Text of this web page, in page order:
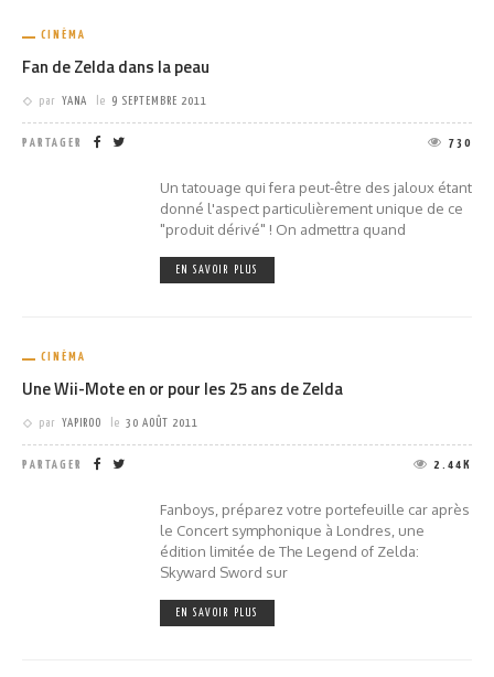
CINÉMA
Fan de Zelda dans la peau
par YANA le 9 SEPTEMBRE 2011
PARTAGER 730
Un tatouage qui fera peut-être des jaloux étant
donné l'aspect particulièrement unique de ce
"produit dérivé" ! On admettra quand
EN SAVOIR PLUS
CINÉMA
Une Wii-Mote en or pour les 25 ans de Zelda
par YAPIROO le 30 AOÛT 2011
PARTAGER 2.44K
Fanboys, préparez votre portefeuille car après
le Concert symphonique à Londres, une
édition limitée de The Legend of Zelda:
Skyward Sword sur
EN SAVOIR PLUS